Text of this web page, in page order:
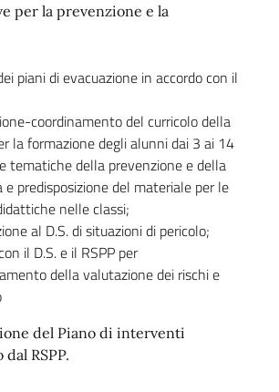
per la prevenzione e la
piani di evacuazione in accordo con il
coordinamento del curricolo della
la formazione degli alunni dai 3 ai 14
tematiche della prevenzione e della
e predisposizione del materiale per le
nelle classi;
al D.S. di situazioni di pericolo;
il D.S. e il RSPP per
della valutazione dei rischi e
del Piano di interventi
RSPP.